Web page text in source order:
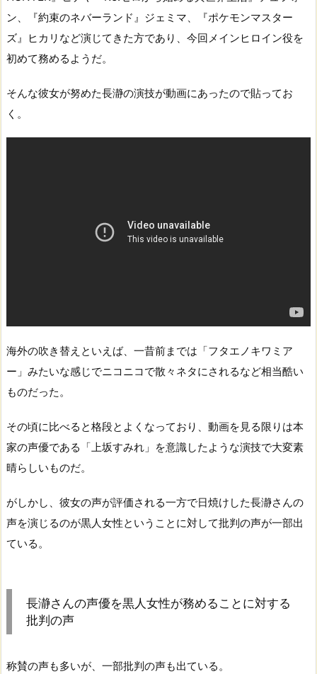
ン、『約束のネバーランド』ジェミマ、『ポケモンマスター
ズ』ヒカリなど演じてきた方であり、今回メインヒロイン役を
初めて務めるようだ。
そんな彼女が努めた長瀞の演技が動画にあったので貼ってお
く。
海外の吹き替えといえば、一昔前までは「フタエノキワミア
ー」みたいな感じでニコニコで散々ネタにされるなど相当酷い
ものだった。
その頃に比べると格段とよくなっており、動画を見る限りは本
家の声優である「上坂すみれ」を意識したような演技で大変素
晴らしいものだ。
がしかし、彼女の声が評価される一方で日焼けした長瀞さんの
声を演じるのが黒人女性ということに対して批判の声が一部出
ている。
長瀞さんの声優を黒人女性が務めることに対する
批判の声
称賛の声も多いが、一部批判の声も出ている。